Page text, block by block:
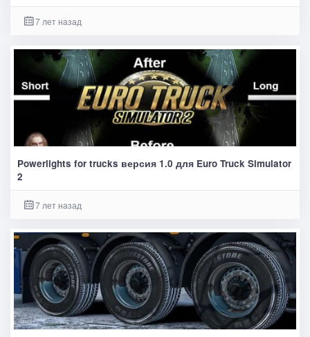
7 лет назад
Powerlights for trucks версия 1.0 для Euro Truck Simulator
2
7 лет назад